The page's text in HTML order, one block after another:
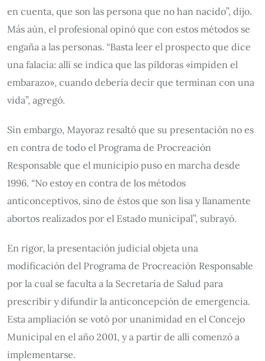
en cuenta, que son las persona que no han nacido”, dijo.
Más aún, el profesional opinó que con estos métodos se
engaña a las personas. “Basta leer el prospecto que dice
una falacia: allí se indica que las píldoras «impiden el
embarazo», cuando debería decir que terminan con una
vida”, agregó.
Sin embargo, Mayoraz resaltó que su presentación no es
en contra de todo el Programa de Procreación
Responsable que el municipio puso en marcha desde
1996. “No estoy en contra de los métodos
anticonceptivos, sino de éstos que son lisa y llanamente
abortos realizados por el Estado municipal”, subrayó.
En rigor, la presentación judicial objeta una
modificación del Programa de Procreación Responsable
por la cual se faculta a la Secretaría de Salud para
prescribir y difundir la anticoncepción de emergencia.
Esta ampliación se votó por unanimidad en el Concejo
Municipal en el año 2001, y a partir de allí comenzó a
implementarse.